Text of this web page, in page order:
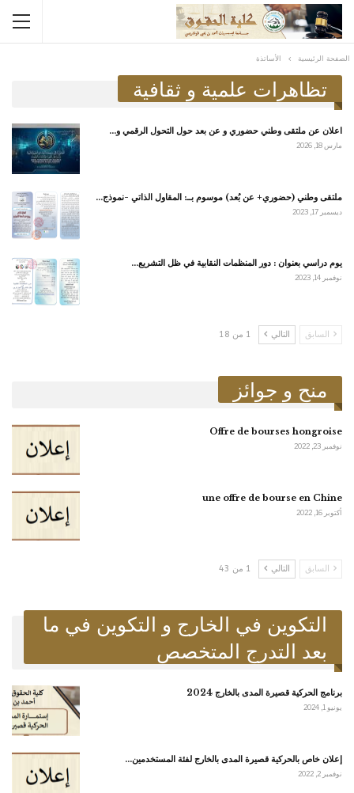
الصفحة الرئيسية الأساتذة
تظاهرات علمية و ثقافية
اعلان عن ملتقى وطني حضوري و عن بعد حول التحول الرقمي و…
مارس 18, 2026
ملتقى وطني (حضوري+ عن بُعد) موسوم بــ: المقاول الذاتي -نموذج…
ديسمبر 17, 2023
يوم دراسي بعنوان : دور المنظمات النقابية في ظل التشريع…
نوفمبر 14, 2023
السابق التالي 1 من 18
منح و جوائز
Offre de bourses hongroise
نوفمبر 23, 2022
une offre de bourse en Chine
أكتوبر 16, 2022
السابق التالي 1 من 43
التكوين في الخارج و التكوين في ما
بعد التدرج المتخصص
برنامج الحركية قصيرة المدى بالخارج 2024
يونيو 1, 2024
إعلان خاص بالحركية قصيرة المدى بالخارج لفئة المستخدمين…
نوفمبر 2, 2022